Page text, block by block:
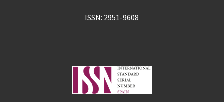
ISSN: 2951-9608